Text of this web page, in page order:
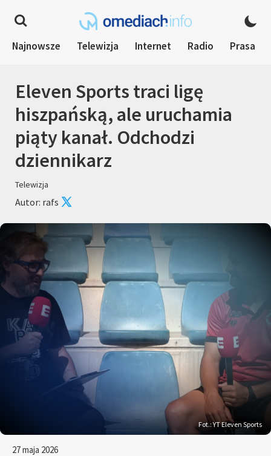
Najnowsze Telewizja Internet Radio Prasa
Eleven Sports traci ligę
hiszpańską, ale uruchamia
piąty kanał. Odchodzi
dziennikarz
Telewizja
Autor: rafs
Fot.: YT Eleven Sports
27 maja 2026